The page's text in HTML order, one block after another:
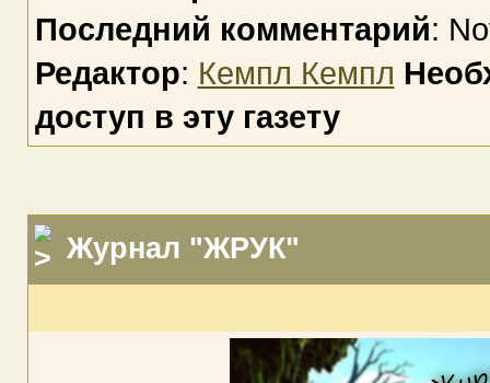
Последний комментарий:
Редактор: Кемпл Кемпл
доступ в эту газету
Журнал "ЖРУК"